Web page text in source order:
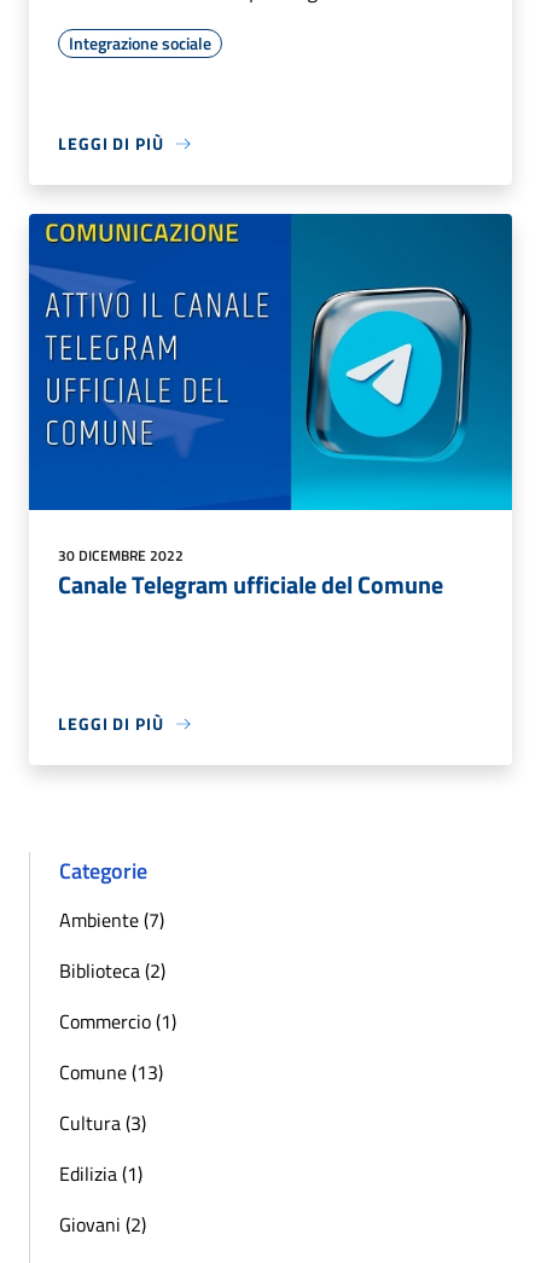
Integrazione sociale
LEGGI DI PIÙ
30 DICEMBRE 2022
Canale Telegram ufficiale del Comune
LEGGI DI PIÙ
Categorie
Ambiente (7)
Biblioteca (2)
Commercio (1)
Comune (13)
Cultura (3)
Edilizia (1)
Giovani (2)